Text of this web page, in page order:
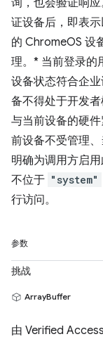
询，也会验证响
证设备后，即表
的 ChromeOS 设
理。* 当前登录的
设备状态符合企
备不得处于开发
与当前设备的硬
前设备不受管理
明确为调用方启
不位于 "system"
行访问。
参数
挑战
ArrayBuffer
由 Verified